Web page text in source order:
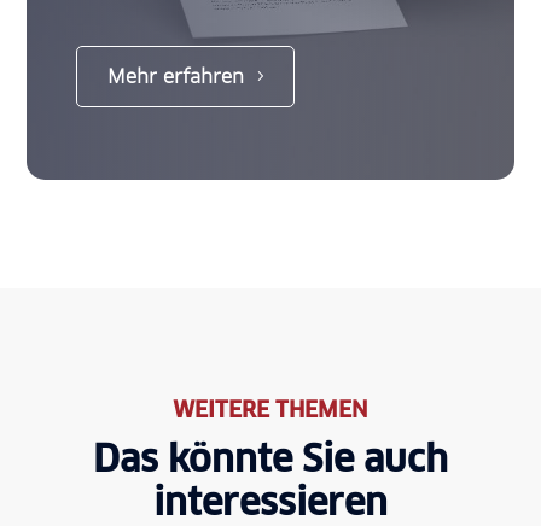
Mehr erfahren
WEITERE THEMEN
Das könnte Sie auch
interessieren